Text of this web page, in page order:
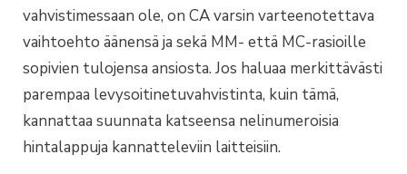
vahvistimessaan ole, on CA varsin varteenotettava
vaihtoehto äänensä ja sekä MM- että MC-rasioille
sopivien tulojensa ansiosta. Jos haluaa merkittävästi
parempaa levysoitinetuvahvistinta, kuin tämä,
kannattaa suunnata katseensa nelinumeroisia
hintalappuja kannatteleviin laitteisiin.